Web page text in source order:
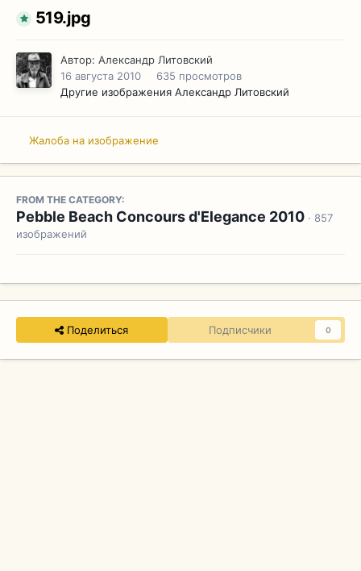
519.jpg
Автор: Александр Литовский
16 августа 2010
635 просмотров
Другие изображения Александр Литовский
Жалоба на изображение
FROM THE CATEGORY:
Pebble Beach Concours d'Elegance 2010 · 857
изображений
Поделиться Подписчики 0